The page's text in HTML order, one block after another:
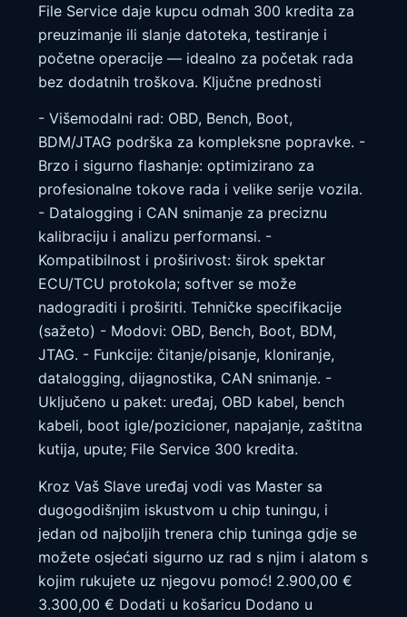
File Service daje kupcu odmah 300 kredita za
preuzimanje ili slanje datoteka, testiranje i
početne operacije — idealno za početak rada
bez dodatnih troškova. Ključne prednosti
- Višemodalni rad: OBD, Bench, Boot,
BDM/JTAG podrška za kompleksne popravke. -
Brzo i sigurno flashanje: optimizirano za
profesionalne tokove rada i velike serije vozila.
- Datalogging i CAN snimanje za preciznu
kalibraciju i analizu performansi. -
Kompatibilnost i proširivost: širok spektar
ECU/TCU protokola; softver se može
nadograditi i proširiti. Tehničke specifikacije
(sažeto) - Modovi: OBD, Bench, Boot, BDM,
JTAG. - Funkcije: čitanje/pisanje, kloniranje,
datalogging, dijagnostika, CAN snimanje. -
Uključeno u paket: uređaj, OBD kabel, bench
kabeli, boot igle/pozicioner, napajanje, zaštitna
kutija, upute; File Service 300 kredita.
Kroz Vaš Slave uređaj vodi vas Master sa
dugogodišnjim iskustvom u chip tuningu, i
jedan od najboljih trenera chip tuninga gdje se
možete osjećati sigurno uz rad s njim i alatom s
kojim rukujete uz njegovu pomoć! 2.900,00 €
3.300,00 € Dodati u košaricu Dodano u